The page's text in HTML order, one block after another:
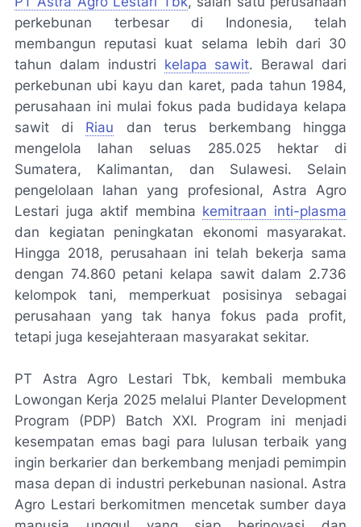
perkebunan terbesar di Indonesia, telah
membangun reputasi kuat selama lebih dari 30
tahun dalam industri kelapa sawit. Berawal dari
perkebunan ubi kayu dan karet, pada tahun 1984,
perusahaan ini mulai fokus pada budidaya kelapa
sawit di Riau dan terus berkembang hingga
mengelola lahan seluas 285.025 hektar di
Sumatera, Kalimantan, dan Sulawesi. Selain
pengelolaan lahan yang profesional, Astra Agro
Lestari juga aktif membina kemitraan inti-plasma
dan kegiatan peningkatan ekonomi masyarakat.
Hingga 2018, perusahaan ini telah bekerja sama
dengan 74.860 petani kelapa sawit dalam 2.736
kelompok tani, memperkuat posisinya sebagai
perusahaan yang tak hanya fokus pada profit,
tetapi juga kesejahteraan masyarakat sekitar.
PT Astra Agro Lestari Tbk, kembali membuka
Lowongan Kerja 2025 melalui Planter Development
Program (PDP) Batch XXI. Program ini menjadi
kesempatan emas bagi para lulusan terbaik yang
ingin berkarier dan berkembang menjadi pemimpin
masa depan di industri perkebunan nasional. Astra
Agro Lestari berkomitmen mencetak sumber daya